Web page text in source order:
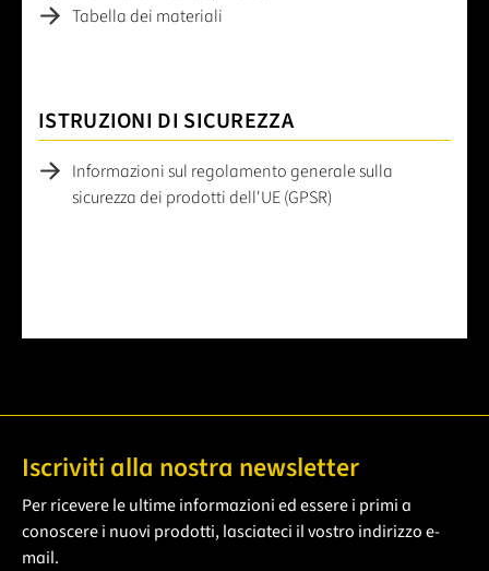
Tabella dei materiali
ISTRUZIONI DI SICUREZZA
Informazioni sul regolamento generale sulla
sicurezza dei prodotti dell'UE (GPSR)
Iscriviti alla nostra newsletter
Per ricevere le ultime informazioni ed essere i primi a
conoscere i nuovi prodotti, lasciateci il vostro indirizzo e-
mail.